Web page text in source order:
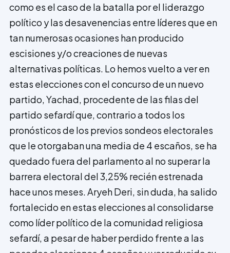
como es el caso de la batalla por el liderazgo
político y las desavenencias entre líderes que en
tan numerosas ocasiones han producido
escisiones y/o creaciones de nuevas
alternativas políticas. Lo hemos vuelto a ver en
estas elecciones con el concurso de un nuevo
partido, Yachad, procedente de las filas del
partido sefardí que, contrario a todos los
pronósticos de los previos sondeos electorales
que le otorgaban una media de 4 escaños, se ha
quedado fuera del parlamento al no superar la
ba­rrera electoral del 3,25% recién estrenada
hace unos meses. Aryeh Deri, sin duda, ha salido
fortalecido en estas elecciones al consolidarse
como líder político de la comunidad religiosa
sefardí, a pesar de haber perdido frente a las